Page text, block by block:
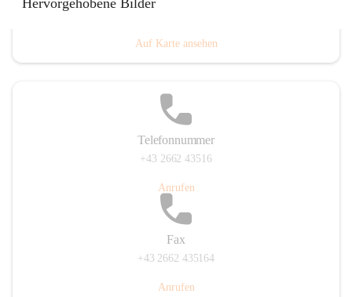
Hervorgehobene Bilder
Auf Karte ansehen
Telefonnummer
+43 2662 43516
Anrufen
Fax
+43 2662 435164
Anrufen